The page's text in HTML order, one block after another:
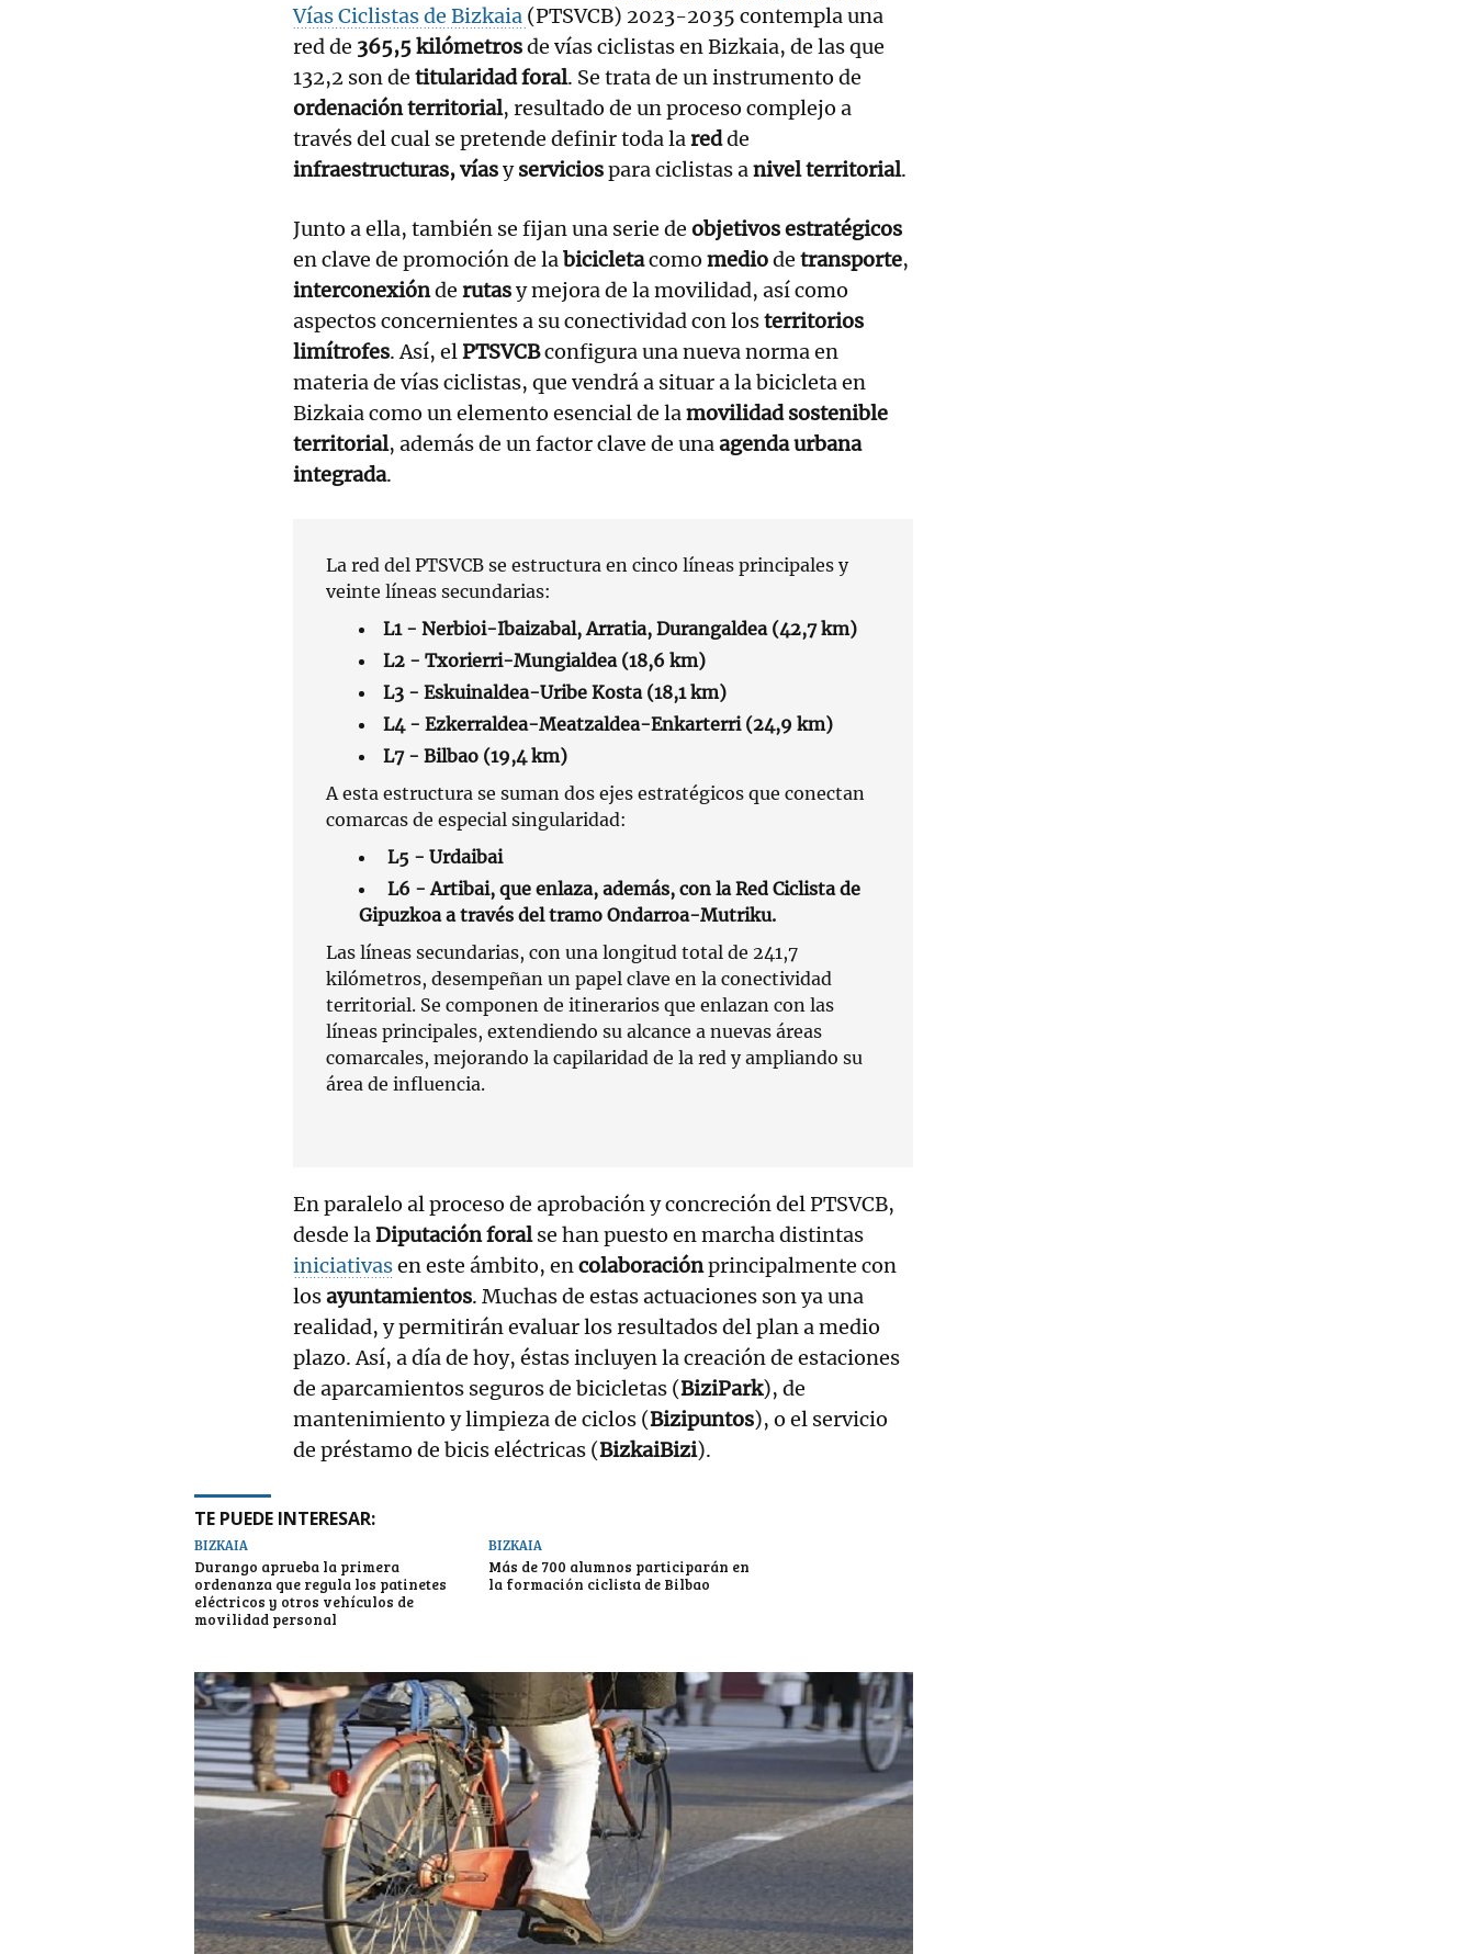
Vías Ciclistas de Bizkaia (PTSVCB) 2023-2035 contempla una
red de 365,5 kilómetrosde vías ciclistas en Bizkaia, de las que
132,2 son de titularidad foral. Se trata de un instrumento de
ordenación territorial, resultado de un proceso complejo a
través del cual se pretende definir toda laredde
infraestructuras, víasyserviciospara ciclistas anivel territorial.
Junto a ella, también se fijan una serie de objetivos estratégicos
en clave de promoción de labicicletacomo mediode transporte,
interconexiónde rutasy mejora de la movilidad, así como
aspectos concernientes a su conectividad con losterritorios
limítrofes. Así, elPTSVCBconfigura una nueva norma en
materia de vías ciclistas, que vendrá a situar a la bicicleta en
Bizkaia como un elemento esencial de lamovilidad sostenible
territorial, además de un factor clave de unaagenda urbana
integrada.
La red del PTSVCB se estructura en cinco líneas principales y
veinte líneas secundarias:
L1 - Nerbioi-Ibaizabal, Arratia, Durangaldea (42,7 km)
L2 - Txorierri-Mungialdea (18,6 km)
L3 - Eskuinaldea-Uribe Kosta (18,1 km)
L4 - Ezkerraldea-Meatzaldea-Enkarterri (24,9 km)
L7 - Bilbao (19,4 km)
A esta estructura se suman dos ejes estratégicos que conectan
comarcas de especial singularidad:
L5 - Urdaibai
L6 - Artibai, que enlaza, además, con la Red Ciclista de
Gipuzkoa a través del tramo Ondarroa-Mutriku.
Las líneas secundarias, con una longitud total de 241,7
kilómetros, desempeñan un papel clave en la conectividad
territorial. Se componen de itinerarios que enlazan con las
líneas principales, extendiendo su alcance a nuevas áreas
comarcales, mejorando la capilaridad de la red y ampliando su
área de influencia.
En paralelo al proceso de aprobación y concreción del PTSVCB,
desde laDiputación foralse han puesto en marcha distintas
iniciativasen este ámbito, encolaboraciónprincipalmente con
losayuntamientos. Muchas de estas actuaciones son ya una
realidad, y permitirán evaluar los resultados del plan a medio
plazo. Así, a día de hoy, éstas incluyen la creación de estaciones
de aparcamientos seguros de bicicletas (BiziPark), de
mantenimiento y limpieza de ciclos (Bizipuntos), o el servicio
de préstamo de bicis eléctricas (BizkaiBizi).
TE PUEDE INTERESAR:
BIZKAIA
Durango aprueba la primera
ordenanza que regula los patinetes
eléctricos y otros vehículos de
movilidad personal
BIZKAIA
Más de 700 alumnos participarán en
la formación ciclista de Bilbao